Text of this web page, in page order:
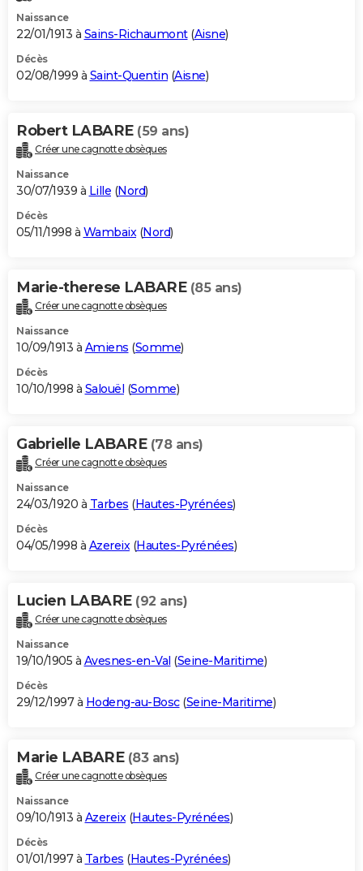
Naissance
22/01/1913 à Sains-Richaumont(Aisne)
Décès
02/08/1999 à Saint-Quentin (Aisne)
Robert LABARE (59 ans)
Créer une cagnotte obsèques
Naissance
30/07/1939 à Lille (Nord)
Décès
05/11/1998 à Wambaix(Nord)
Marie-therese LABARE (85 ans)
Créer une cagnotte obsèques
Naissance
10/09/1913 à Amiens (Somme)
Décès
10/10/1998 à Salouël (Somme)
Gabrielle LABARE (78 ans)
Créer une cagnotte obsèques
Naissance
24/03/1920 à Tarbes (Hautes-Pyrénées)
Décès
04/05/1998 à Azereix(Hautes-Pyrénées)
Lucien LABARE (92 ans)
Créer une cagnotte obsèques
Naissance
19/10/1905 à Avesnes-en-Val (Seine-Maritime)
Décès
29/12/1997 à Hodeng-au-Bosc(Seine-Maritime)
Marie LABARE (83 ans)
Créer une cagnotte obsèques
Naissance
09/10/1913 à Azereix (Hautes-Pyrénées)
Décès
01/01/1997 à Tarbes (Hautes-Pyrénées)